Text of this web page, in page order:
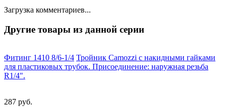
Загрузка комментариев...
Другие товары из данной серии
Фитинг 1410 8/6-1/4 Тройник Camozzi с накидными гайками
для пластиковых трубок. Присоединение: наружная резьба
R1/4".
287 руб.